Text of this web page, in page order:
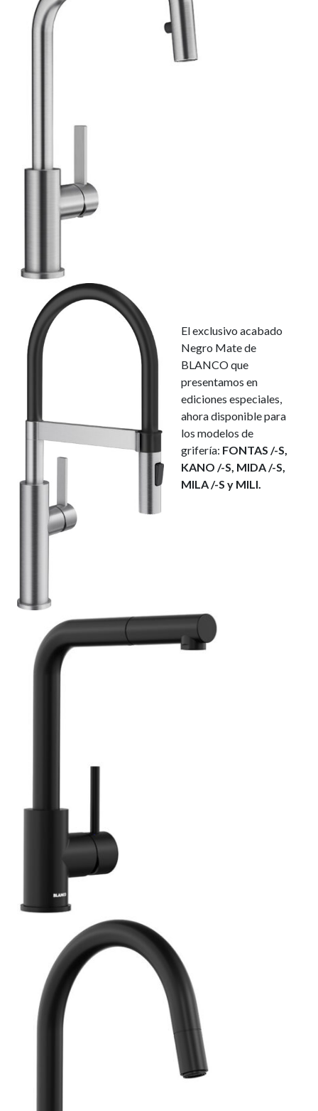
El exclusivo acabado
Negro Mate de
BLANCO que
presentamos en
ediciones especiales,
ahora disponible para
los modelos de
grifería: FONTAS /-S,
KANO /-S, MIDA /-S,
MILA /-S y MILI.